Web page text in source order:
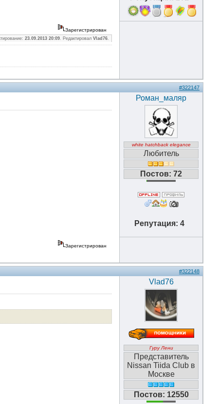
16
Зарегистрирован
23.09.2013 20:09. Редактировал Vlad76.
#322147
Роман_маляр
white hatchback elegance
Любитель
Постов: 72
Репутация: 4
Зарегистрирован
#322148
Vlad76
Гуру Лени
Представитель
Nissan Tiida Club в
Москве
Постов: 12550